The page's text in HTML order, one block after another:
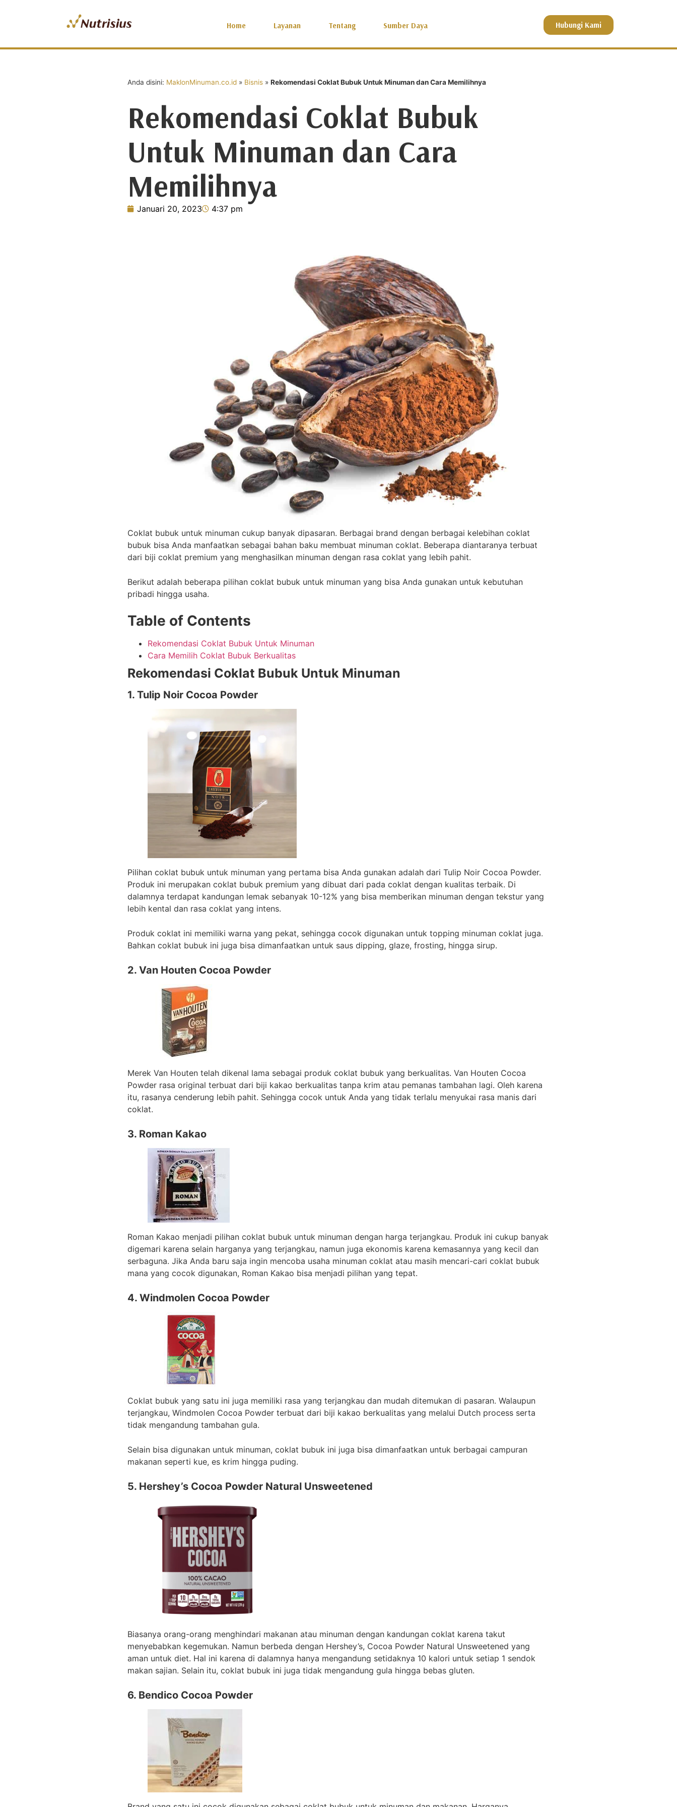
Home Layanan Tentang Sumber Daya Hubungi Kami
Anda disini: MaklonMinuman.co.id » Bisnis » Rekomendasi Coklat Bubuk Untuk Minuman dan Cara Memilihnya
Rekomendasi Coklat Bubuk
Untuk Minuman dan Cara
Memilihnya
Januari 20, 2023 4:37 pm
Coklat bubuk untuk minuman cukup banyak dipasaran. Berbagai brand dengan berbagai kelebihan coklat
bubuk bisa Anda manfaatkan sebagai bahan baku membuat minuman coklat. Beberapa diantaranya terbuat
dari biji coklat premium yang menghasilkan minuman dengan rasa coklat yang lebih pahit.
Berikut adalah beberapa pilihan coklat bubuk untuk minuman yang bisa Anda gunakan untuk kebutuhan
pribadi hingga usaha.
Table of Contents
Rekomendasi Coklat Bubuk Untuk Minuman
Cara Memilih Coklat Bubuk Berkualitas
Rekomendasi Coklat Bubuk Untuk Minuman
1. Tulip Noir Cocoa Powder
Pilihan coklat bubuk untuk minuman yang pertama bisa Anda gunakan adalah dari Tulip Noir Cocoa Powder.
Produk ini merupakan coklat bubuk premium yang dibuat dari pada coklat dengan kualitas terbaik. Di
dalamnya terdapat kandungan lemak sebanyak 10-12% yang bisa memberikan minuman dengan tekstur yang
lebih kental dan rasa coklat yang intens.
Produk coklat ini memiliki warna yang pekat, sehingga cocok digunakan untuk topping minuman coklat juga.
Bahkan coklat bubuk ini juga bisa dimanfaatkan untuk saus dipping, glaze, frosting, hingga sirup.
2. Van Houten Cocoa Powder
Merek Van Houten telah dikenal lama sebagai produk coklat bubuk yang berkualitas. Van Houten Cocoa
Powder rasa original terbuat dari biji kakao berkualitas tanpa krim atau pemanas tambahan lagi. Oleh karena
itu, rasanya cenderung lebih pahit. Sehingga cocok untuk Anda yang tidak terlalu menyukai rasa manis dari
coklat.
3. Roman Kakao
Roman Kakao menjadi pilihan coklat bubuk untuk minuman dengan harga terjangkau. Produk ini cukup banyak
digemari karena selain harganya yang terjangkau, namun juga ekonomis karena kemasannya yang kecil dan
serbaguna. Jika Anda baru saja ingin mencoba usaha minuman coklat atau masih mencari-cari coklat bubuk
mana yang cocok digunakan, Roman Kakao bisa menjadi pilihan yang tepat.
4. Windmolen Cocoa Powder
Coklat bubuk yang satu ini juga memiliki rasa yang terjangkau dan mudah ditemukan di pasaran. Walaupun
terjangkau, Windmolen Cocoa Powder terbuat dari biji kakao berkualitas yang melalui Dutch process serta
tidak mengandung tambahan gula.
Selain bisa digunakan untuk minuman, coklat bubuk ini juga bisa dimanfaatkan untuk berbagai campuran
makanan seperti kue, es krim hingga puding.
5. Hershey’s Cocoa Powder Natural Unsweetened
Biasanya orang-orang menghindari makanan atau minuman dengan kandungan coklat karena takut
menyebabkan kegemukan. Namun berbeda dengan Hershey’s, Cocoa Powder Natural Unsweetened yang
aman untuk diet. Hal ini karena di dalamnya hanya mengandung setidaknya 10 kalori untuk setiap 1 sendok
makan sajian. Selain itu, coklat bubuk ini juga tidak mengandung gula hingga bebas gluten.
6. Bendico Cocoa Powder